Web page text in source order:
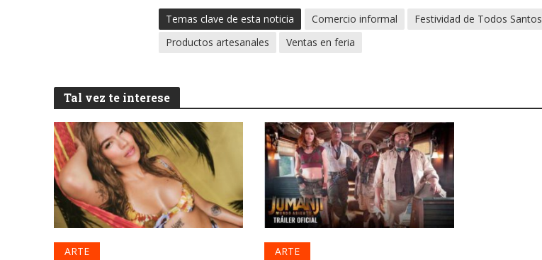
Temas clave de esta noticia Comercio informal
Festividad de Todos Santos
Productos artesanales
Ventas en feria
Tal vez te interese
ARTE ARTE